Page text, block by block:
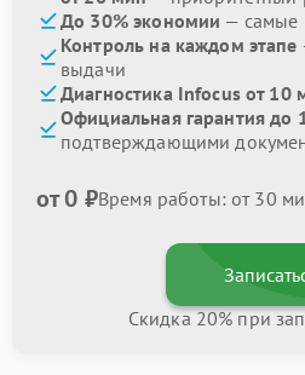
До 30% экономии — самые
Контроль на каждом этапе
выдачи
Диагностика Infocus от 10
Официальная гарантия до
подтверждающими
от 0 ₽Время работы: от 30
Скидка 20% при